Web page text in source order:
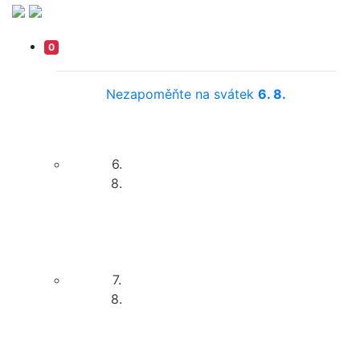
0
Nezapoměňte na svátek 6. 8.
6.
8.
7.
8.